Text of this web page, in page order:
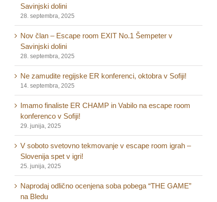
Savinjski dolini
28. septembra, 2025
Nov član – Escape room EXIT No.1 Šempeter v
Savinjski dolini
28. septembra, 2025
Ne zamudite regijske ER konferenci, oktobra v Sofiji!
14. septembra, 2025
Imamo finaliste ER CHAMP in Vabilo na escape room
konferenco v Sofiji!
29. junija, 2025
V soboto svetovno tekmovanje v escape room igrah –
Slovenija spet v igri!
25. junija, 2025
Naprodaj odlično ocenjena soba pobega “THE GAME”
na Bledu